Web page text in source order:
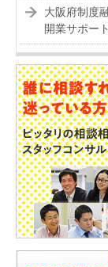
大阪府制度
開業サポー